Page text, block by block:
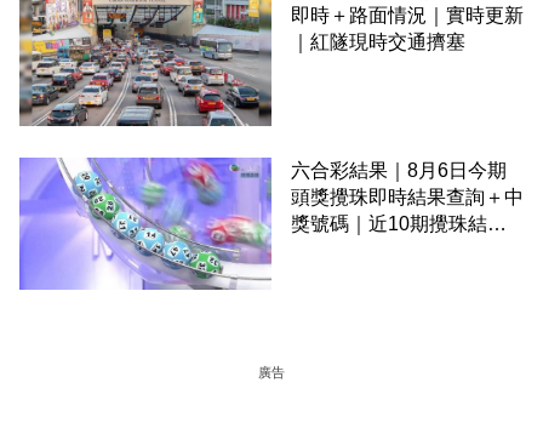
即時＋路面情況｜實時更新
｜紅隧現時交通擠塞
六合彩結果｜8月6日今期
頭獎攪珠即時結果查詢＋中
獎號碼｜近10期攪珠結果
廣告